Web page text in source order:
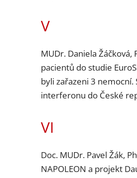
V
MUDr. Daniela
pacientů do studie
byli zařazeni 3 nemocní.
interferonu do České
VI
Doc. MUDr. Pavel Žák,
NAPOLEON a projekt